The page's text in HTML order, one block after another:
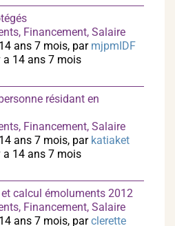
Financement, Salaire
ans 7 mois, par mjpmIDF
a 14 ans 7 mois
résidant en
Financement, Salaire
ans 7 mois, par katiaket
a 14 ans 7 mois
calcul émoluments 2012
Financement, Salaire
ans 7 mois, parclerette